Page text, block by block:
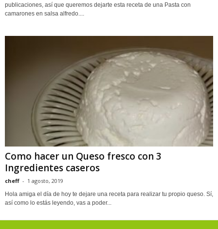
publicaciones, así que queremos dejarte esta receta de una Pasta con
camarones en salsa alfredo....
Como hacer un Queso fresco con 3
Ingredientes caseros
cheff - 1 agosto, 2019
Hola amiga el día de hoy te dejare una receta para realizar tu propio queso. Sí,
así como lo estás leyendo, vas a poder...